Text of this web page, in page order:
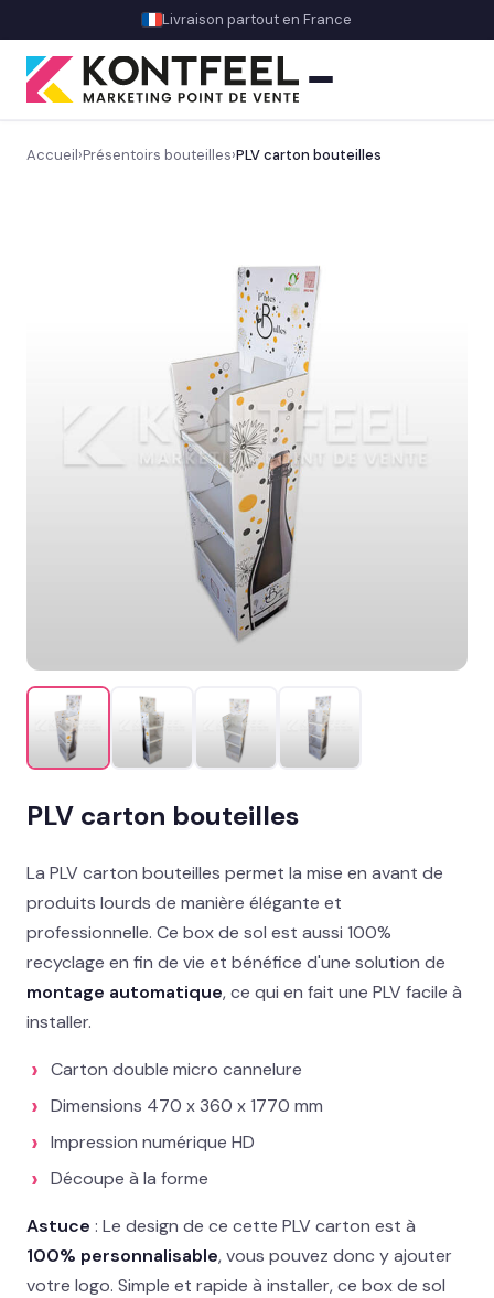
Livraison partout en France
Découvrez nos présentoirs de sol sur mesure
Gros volume & promo
Display & présentoirs spécifiques
Mobilier permanent
Présentoir sol : nos best-sellers GMS
Stand événementiel
Packaging et coffrets
Solutions métiers
Réalisations
Blog
Contact
02 78 77 53 93
Devis gratuit →
Accueil›Présentoirs bouteilles›PLV carton bouteilles
PLV carton bouteilles
La PLV carton bouteilles permet la mise en avant de
produits lourds de manière élégante et
professionnelle. Ce box de sol est aussi 100%
recyclage en fin de vie et bénéfice d'une solution de
montage automatique, ce qui en fait une PLV facile à
installer.
Carton double micro cannelure
Dimensions 470 x 360 x 1770 mm
Impression numérique HD
Découpe à la forme
Astuce : Le design de ce cette PLV carton est à
100% personnalisable, vous pouvez donc y ajouter
votre logo. Simple et rapide à installer, ce box de sol